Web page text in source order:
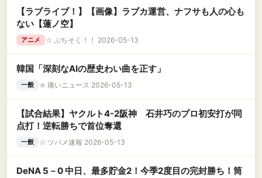
【ラブライブ！】【画像】ラブカ運営、ナフサも人の心も
ない【蓮ノ空】
アニメ ☆ ぷちそく！！ 2026-05-13
韓国「深刻なAIの歴史わい曲を正す」
一般 ★ 痛いニュース 2026-05-13
【試合結果】ヤクルト4-2阪神 石井巧のプロ初安打が同
点打！逆転勝ちで首位奪還
一般 ☆ ツバメ速報 2026-05-13
DeNA 5－0 中日、最多貯金2！今季2度目の完封勝ち！筒